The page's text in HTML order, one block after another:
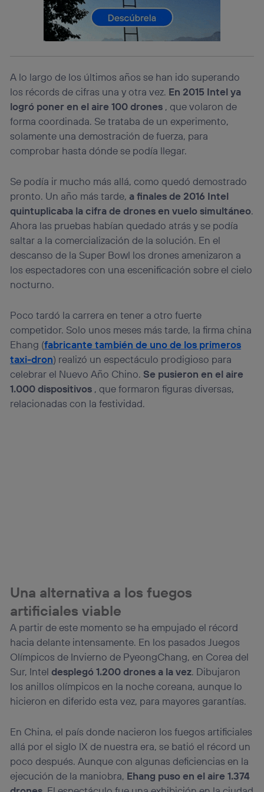
A lo largo de los últimos años se han ido superando
los récords de cifras una y otra vez. En 2015 Intel ya
logró poner en el aire 100 drones , que volaron de
forma coordinada. Se trataba de un experimento,
solamente una demostración de fuerza, para
comprobar hasta dónde se podía llegar.
Se podía ir mucho más allá, como quedó demostrado
pronto. Un año más tarde, a finales de 2016 Intel
quintuplicaba la cifra de drones en vuelo simultáneo.
Ahora las pruebas habían quedado atrás y se podía
saltar a la comercialización de la solución. En el
descanso de la Super Bowl los drones amenizaron a
los espectadores con una escenificación sobre el cielo
nocturno.
Poco tardó la carrera en tener a otro fuerte
competidor. Solo unos meses más tarde, la firma china
Ehang (fabricante también de uno de los primeros
taxi-dron) realizó un espectáculo prodigioso para
celebrar el Nuevo Año Chino.Se pusieron en el aire
1.000 dispositivos , que formaron figuras diversas,
relacionadas con la festividad.
Una alternativa a los fuegos
artificiales viable
A partir de este momento se ha empujado el récord
hacia delante intensamente. En los pasados Juegos
Olímpicos de Invierno de PyeongChang, en Corea del
Sur, Inteldesplegó 1.200 drones a la vez. Dibujaron
los anillos olímpicos en la noche coreana, aunque lo
hicieron en diferido esta vez, para mayores garantías.
En China, el país donde nacieron los fuegos artificiales
allá por el siglo IX de nuestra era, se batió el récord un
poco después. Aunque con algunas deficiencias en la
ejecución de la maniobra, Ehang puso en el aire 1.374
información de la cuenta de cliente de
telecomunicaciones vinculada a la conexión que utilizas
(p. ej., número de teléfono móvil).
Este identificador se asigna a la conexión de internet, por
lo que cualquier persona que conecte su dispositivo y
identificador. Típicamente:
Si utilizas unaconexión de banda ancha(p. ej., Wi-Fi),
el marketing o análisis se realizará en función de las
actividades de navegación de los miembros del hogar
que hayan dado su consentimiento.
, el marketing será más
personalizado, ya que se basará únicamente en la
Puedes gestionar los consentimientos Utiq seleccionando
“Administrar Utiq” en la parte inferior de esta página web o
visitando el
portal de privacidad de Utiq
(“consenthub”). Para más información, consulta
la política de privacidad de Utiq.